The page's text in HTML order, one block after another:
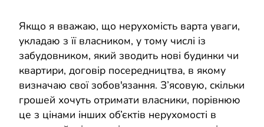
Якщо я вважаю, що нерухомість варта уваги,
укладаю з її власником, у тому числі із
забудовником, який зводить нові будинки чи
квартири, договір посередництва, в якому
визначаю свої зобов'язання. З’ясовую, скільки
грошей хочуть отримати власники, порівнюю
це з цінами інших об’єктів нерухомості в